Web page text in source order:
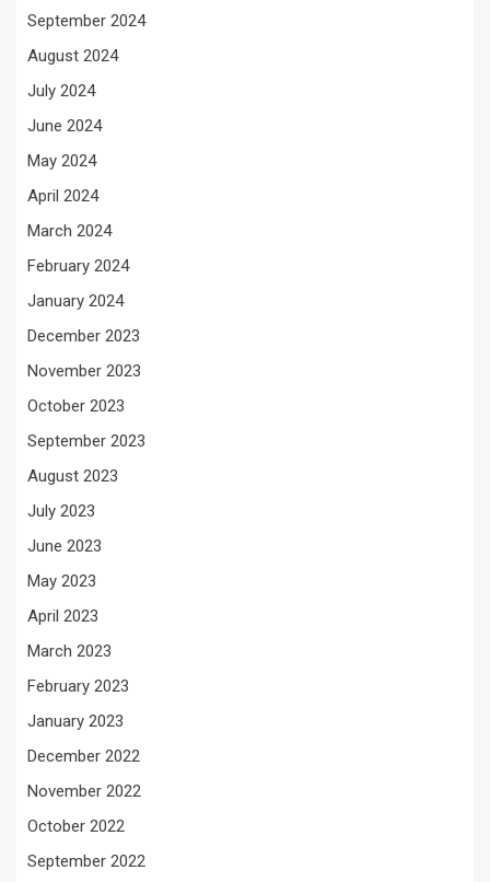
September 2024
August 2024
July 2024
June 2024
May 2024
April 2024
March 2024
February 2024
January 2024
December 2023
November 2023
October 2023
September 2023
August 2023
July 2023
June 2023
May 2023
April 2023
March 2023
February 2023
January 2023
December 2022
November 2022
October 2022
September 2022